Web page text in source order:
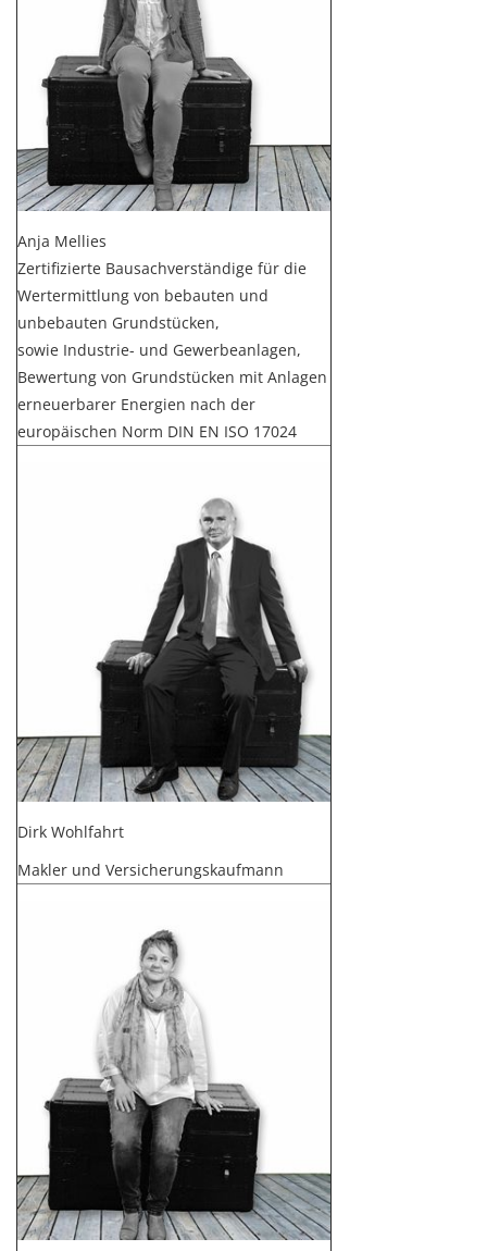
Anja Mellies
Zertifizierte Bausachverständige für die
Wertermittlung von bebauten und
unbebauten Grundstücken,
sowie Industrie- und Gewerbeanlagen,
Bewertung von Grundstücken mit Anlagen
erneuerbarer Energien nach der
europäischen Norm DIN EN ISO 17024
Dirk Wohlfahrt
Makler und Versicherungskaufmann